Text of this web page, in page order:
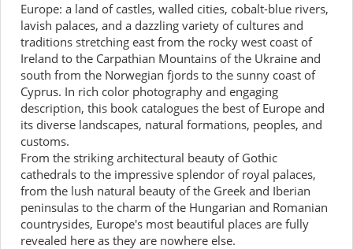
Europe: a land of castles, walled cities, cobalt-blue rivers,
lavish palaces, and a dazzling variety of cultures and
traditions stretching east from the rocky west coast of
Ireland tо the Carpathian Mountains of the Ukraine and
south from the Norwegian fjords to the sunny coast of
Cyprus. In rich color photography and engaging
description, this book catalogues the best of Europe and
its diverse landscapes, natural formations, peoples, and
customs.
From the striking architectural beauty of Gothic
cathedrals to the impressive splendor of royal palaces,
from the lush natural beauty of the Greek and Iberian
peninsulas to the charm of the Hungarian and Romanian
countrysides, Europe's most beautiful places are fully
revealed here as they are nowhere else.